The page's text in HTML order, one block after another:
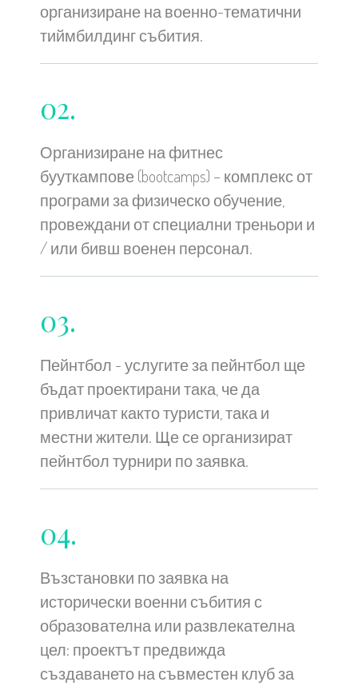
организиране на военно-тематични
тиймбилдинг събития.
02.
Организиране на фитнес
бууткампове (bootcamps) – комплекс от
програми за физическо обучение,
провеждани от специални треньори и
/ или бивш военен персонал.
03.
Пейнтбол - услугите за пейнтбол ще
бъдат проектирани така, че да
привличат както туристи, така и
местни жители. Ще се организират
пейнтбол турнири по заявка.
04.
Възстановки по заявка на
исторически военни събития с
образователна или развлекателна
цел: проектът предвижда
създаването на съвместен клуб за